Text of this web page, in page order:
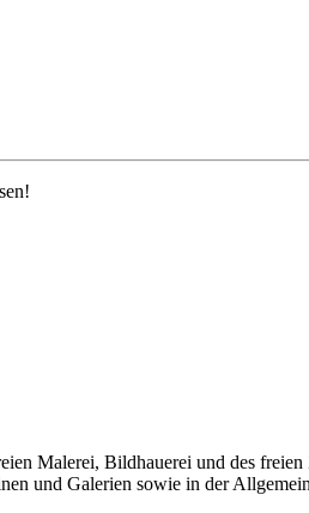
Malerei, Bildhauerei und des
und Galerien sowie in der